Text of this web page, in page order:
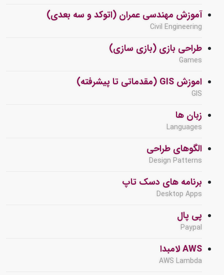
آموزش مهندسی عمران (اتوکد و سه بعدی)
Civil Engineering
طراحی بازی (بازی سازی)
Games
اموزش GIS (مقدماتی تا پیشرفته)
GIS
زبان ها
Languages
الگوهای طراحی
Design Patterns
برنامه های دسک تاپ
Desktop Apps
پی پال
Paypal
AWS لامبدا
AWS Lambda